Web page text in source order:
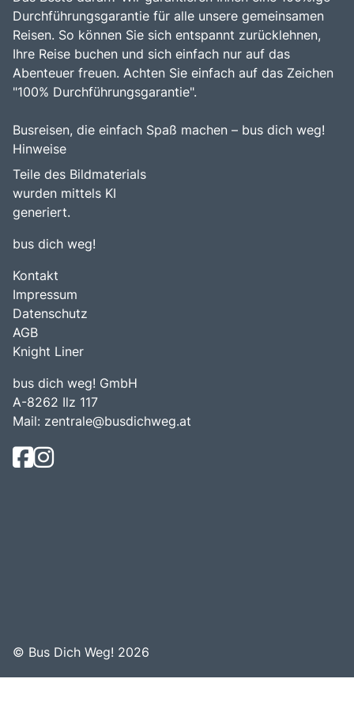
Durchführungsgarantie für alle unsere gemeinsamen
Reisen. So können Sie sich entspannt zurücklehnen,
Ihre Reise buchen und sich einfach nur auf das
Abenteuer freuen. Achten Sie einfach auf das Zeichen
"100% Durchführungsgarantie".
Busreisen, die einfach Spaß machen – bus dich weg!
Hinweise
Teile des Bildmaterials
wurden mittels KI
generiert.
bus dich weg!
Kontakt
Impressum
Datenschutz
AGB
Knight Liner
bus dich weg! GmbH
A-8262 Ilz 117
Mail: zentrale@busdichweg.at
© Bus Dich Weg! 2026